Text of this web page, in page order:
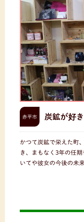
赤平市 炭鉱が好
かつて炭鉱で栄えた町
き、まもなく3年の任
いてや彼女の今後の未